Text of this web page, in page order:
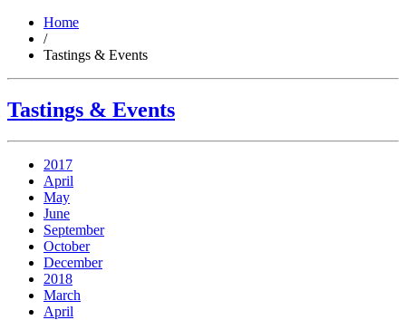
Home
/
Tastings & Events
Tastings & Events
2017
April
May
June
September
October
December
2018
March
April